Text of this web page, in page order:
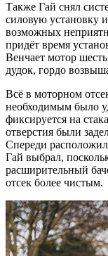
Также Гай снял
силовую установку
возможных
придёт время
Венчает мотор
дудок, гордо
Всё в моторном
необходимым было
фиксируется на
отверстия были
Спереди
Гай выбрал,
расширительный
отсек более чистым.